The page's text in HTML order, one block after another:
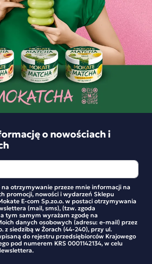
Minutka z wiśnią, żurawinką
znakomita propozycja w każdej
gdy chłodno; po przestudzeniu
Minutka o smaku wiśni z żurawiną i
odżywcze
KTÓRY NAPISZE RECENZJĘ
Promocja
o nowościach i
otrzymywanie przeze mnie informacji na
promocji, nowości i wydarzeń Sklepu
E-com Sp.zo.o. w postaci otrzymywania
(mail, sms), (tzw. zgoda
tym samym wyrażam zgodę na
danych osobowych (adresu: e-mail) przez
z siedzibą w Żorach (44-240), przy ul.
do rejestru przedsiębiorców Krajowego
pod numerem KRS 0001142134, w celu